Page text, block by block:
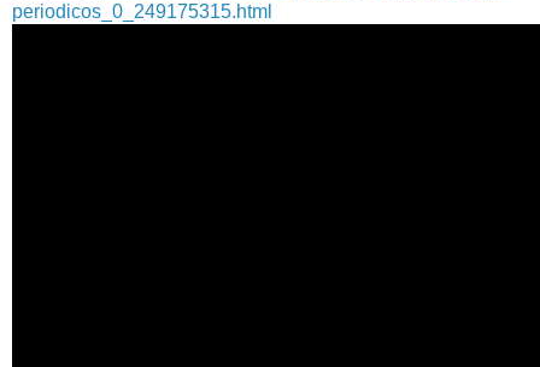
periodicos_0_249175315.html